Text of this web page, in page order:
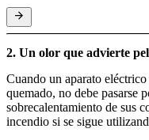
2. Un olor que advierte
Cuando un aparato
quemado, no debe pasarse
sobrecalentamiento de sus
incendio si se sigue